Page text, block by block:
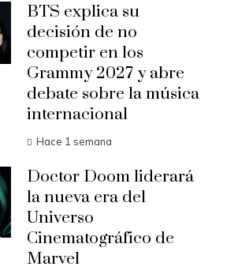
BTS explica su
decisión de no
competir en los
Grammy 2027 y abre
debate sobre la música
internacional
Hace 1 semana
Doctor Doom liderará
la nueva era del
Universo
Cinematográfico de
Marvel